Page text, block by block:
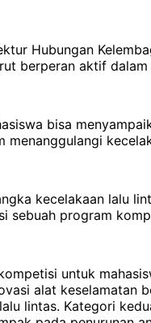
Hubungan
berperan aktif
bisa
menanggulangi
kecelakaan lalu
sebuah program
untuk
alat keselamatan
lintas. Kategori